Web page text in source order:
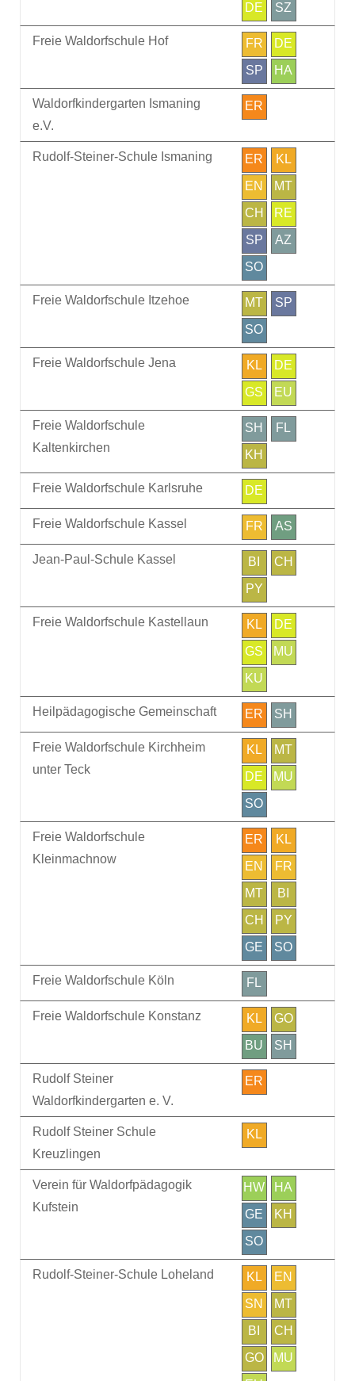
DE
SZ
Freie Waldorfschule Hof FR
DE
SP
HA
Waldorfkindergarten Ismaning
e.V.
ER
Rudolf-Steiner-Schule Ismaning ER
KL
EN
MT
CH
RE
SP
AZ
SO
Freie Waldorfschule Itzehoe MT
SP
SO
Freie Waldorfschule Jena KL
DE
GS
EU
Freie Waldorfschule
Kaltenkirchen
SH
FL
KH
Freie Waldorfschule Karlsruhe DE
Freie Waldorfschule Kassel FR AS
Jean-Paul-Schule Kassel BI
CH
PY
Freie Waldorfschule Kastellaun KL
DE
GS
MU
KU
Heilpädagogische Gemeinschaft ER SH
Freie Waldorfschule Kirchheim
unter Teck
KL
MT
DE
MU
SO
Freie Waldorfschule
Kleinmachnow
ER
KL
EN
FR
MT
BI
CH
PY
GE
SO
Freie Waldorfschule Köln FL
Freie Waldorfschule Konstanz KL
GO
BU
SH
Rudolf Steiner
Waldorfkindergarten e. V.
ER
Rudolf Steiner Schule
Kreuzlingen
KL
Verein für Waldorfpädagogik
Kufstein
HW
HA
GE
KH
SO
Rudolf-Steiner-Schule Loheland KL
EN
SN
MT
BI
CH
GO
MU